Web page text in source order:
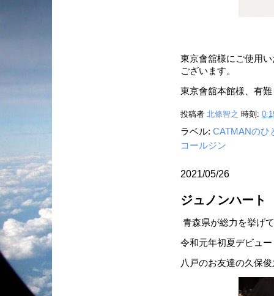
東京會舘様にご使用
ございます。
東京會舘本館様、有
投稿者 北條智之 時刻:
ラベル: CATMANのひ
コールジン
2021/05/26
ジュノンハート
青森県が総力を挙げ
令和元年初夏デビュ
八戸のお友達の久保